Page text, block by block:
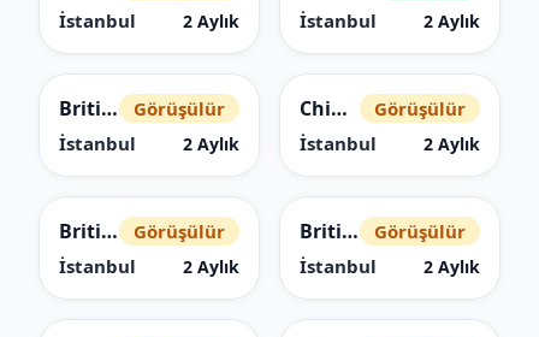
İstanbul
2 Aylık
İstanbul
2 Aylık
British Longhair
Görüşülür
İstanbul
2 Aylık
Chinchilla
Görüşülür
İstanbul
2 Aylık
British Shorthair
Görüşülür
İstanbul
2 Aylık
British Shorthair
Görüşülür
İstanbul
2 Aylık